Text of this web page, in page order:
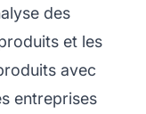
des
et les
avec
entreprises